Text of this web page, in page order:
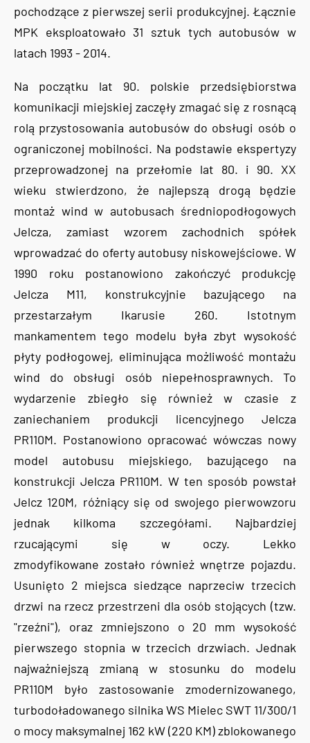
pochodzące z pierwszej serii produkcyjnej. Łącznie
MPK eksploatowało 31 sztuk tych autobusów w
latach 1993 - 2014.
Na początku lat 90. polskie przedsiębiorstwa
komunikacji miejskiej zaczęły zmagać się z rosnącą
rolą przystosowania autobusów do obsługi osób o
ograniczonej mobilności. Na podstawie ekspertyzy
przeprowadzonej na przełomie lat 80. i 90. XX
wieku stwierdzono, że najlepszą drogą będzie
montaż wind w autobusach średniopodłogowych
Jelcza, zamiast wzorem zachodnich spółek
wprowadzać do oferty autobusy niskowejściowe. W
1990 roku postanowiono zakończyć produkcję
Jelcza M11, konstrukcyjnie bazującego na
przestarzałym Ikarusie 260. Istotnym
mankamentem tego modelu była zbyt wysokość
płyty podłogowej, eliminująca możliwość montażu
wind do obsługi osób niepełnosprawnych. To
wydarzenie zbiegło się również w czasie z
zaniechaniem produkcji licencyjnego Jelcza
PR110M. Postanowiono opracować wówczas nowy
model autobusu miejskiego, bazującego na
konstrukcji Jelcza PR110M. W ten sposób powstał
Jelcz 120M, różniący się od swojego pierwowzoru
jednak kilkoma szczegółami. Najbardziej
rzucającymi się w oczy. Lekko
zmodyfikowane zostało również wnętrze pojazdu.
Usunięto 2 miejsca siedzące naprzeciw trzecich
drzwi na rzecz przestrzeni dla osób stojących (tzw.
"rzeźni"), oraz zmniejszono o 20 mm wysokość
pierwszego stopnia w trzecich drzwiach. Jednak
najważniejszą zmianą w stosunku do modelu
PR110M było zastosowanie zmodernizowanego,
turbodoładowanego silnika WS Mielec SWT 11/300/1
o mocy maksymalnej 162 kW (220 KM) zblokowanego